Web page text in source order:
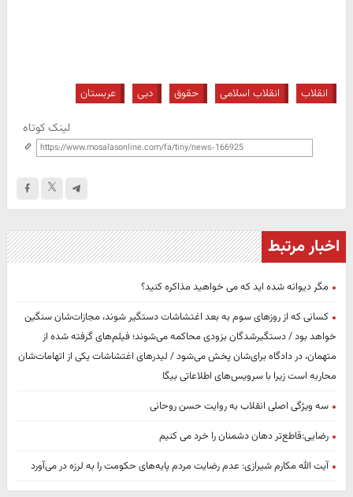
انقلاب انقلاب اسلامی حقوق دبی عربستان
لینک کوتاه
اخبار مرتبط
مگر دیوانه شده اید که می خواهید مذاکره کنید؟
کسانی که از روزهای سوم به بعد اغتشاشات دستگیر شوند، مجازات‌شان سنگین
خواهد بود / دستگیرشدگان بزودی محاکمه می‌شوند؛ فیلم‌های گرفته شده از
متهمان، در دادگاه برای‌شان پخش می‌شود / لیدرهای اغتشاشات یکی از اتهامات‌شان
محاربه است زیرا با سرویس‌های اطلاعاتی بیگا
سه ویژگی اصلی انقلاب به روایت حسن روحانی
رضایی:قاطع‌تر دهان دشمنان را خرد می کنیم
آیت الله مکارم شیرازی: عدم رضایت مردم پایه‌های حکومت را به لرزه در می‌آورد